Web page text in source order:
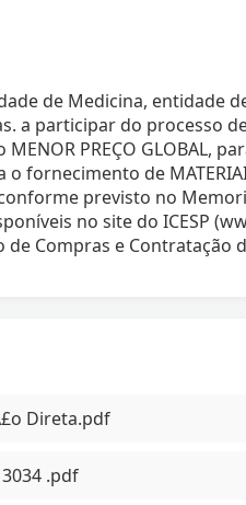
de Medicina, entidade
a participar do processo de
PREÇO GLOBAL,
fornecimento de
previsto no
no site do ICESP
Compras e Contratação
Direta.pdf
.pdf